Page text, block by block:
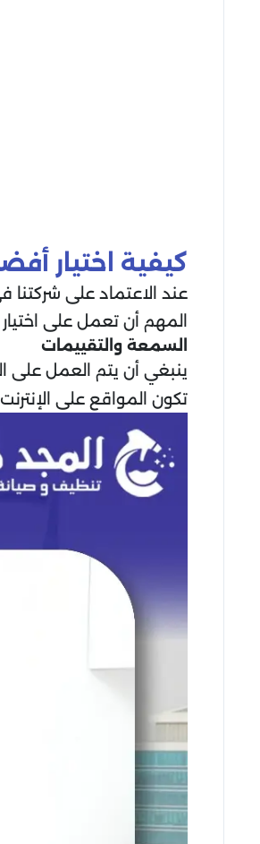
كيفية اختيار
عند الاعتماد على شركتنا
المهم أن تعمل على
السمعة والتقييمات
ينبغي أن يتم العمل على
تكون المواقع على